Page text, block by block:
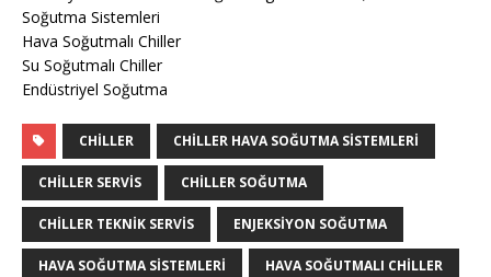
Soğutma Sistemleri
Hava Soğutmalı Chiller
Su Soğutmalı Chiller
Endüstriyel Soğutma
CHILLER CHILLER HAVA SOĞUTMA SISTEMLERI
CHILLER SERVIS CHILLER SOĞUTMA
CHILLER TEKNIK SERVIS ENJEKSIYON SOĞUTMA
HAVA SOĞUTMA SISTEMLERI HAVA SOĞUTMALI CHILLER